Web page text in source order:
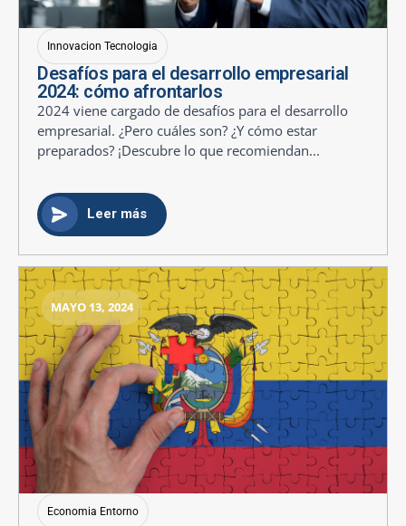
Innovacion Tecnologia
Desafíos para el desarrollo empresarial
2024: cómo afrontarlos
2024 viene cargado de desafíos para el desarrollo
empresarial. ¿Pero cuáles son? ¿Y cómo estar
preparados? ¡Descubre lo que recomiendan...
Leer más
MAYO 13, 2024
Economia Entorno